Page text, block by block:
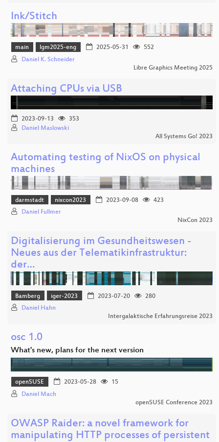
Ink/Stitch
main lgm2025-eng 2025-05-31
552
Daniel K. Schneider
Libre Graphics Meeting 2025
Attaching CPUs via USB
2023-09-13
353
Daniel Maslowski
All Systems Go! 2023
Automating testing of NixOS on physical
machines
darmstadt nixcon2023 2023-09-08
423
Daniel Fullmer
NixCon 2023
Digitalisierung im Gesundheitswesen -
Neues aus der Telematikinfrastruktur:
der…
Bamberg iger-2023 2023-07-20
280
Daniel Hahn
Intergalaktische Erfahrungsreise 2023
osc 1.0
What's new, plans for the next version
openSUSE 2023-05-28
15
Daniel Mach
openSUSE Conference 2023
OWASP Raider: a novel framework for
manipulating HTTP processes of persistent